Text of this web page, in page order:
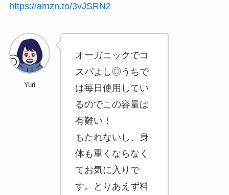
https://amzn.to/3vJSRN2
Yuri
オーガニックでコ
スパよし◎うちで
は毎日使用してい
るのでこの容量は
有難い！
もたれないし、身
体も重くならなく
てお気に入りで
す。とりあえず料